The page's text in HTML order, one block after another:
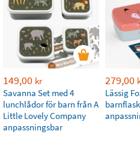
149,00 kr
Savanna Set med 4
lunchlådor för barn från A
Little Lovely Company
anpassningsbar
279,00
Lässig